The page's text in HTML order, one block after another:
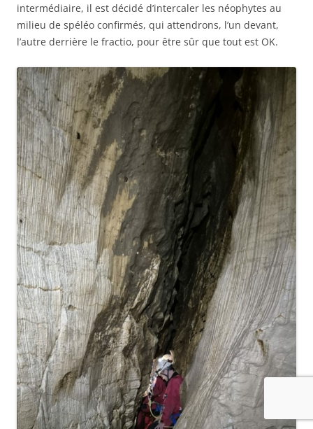
intermédiaire, il est décidé d’intercaler les néophytes au
milieu de spéléo confirmés, qui attendrons, l’un devant,
l’autre derrière le fractio, pour être sûr que tout est OK.